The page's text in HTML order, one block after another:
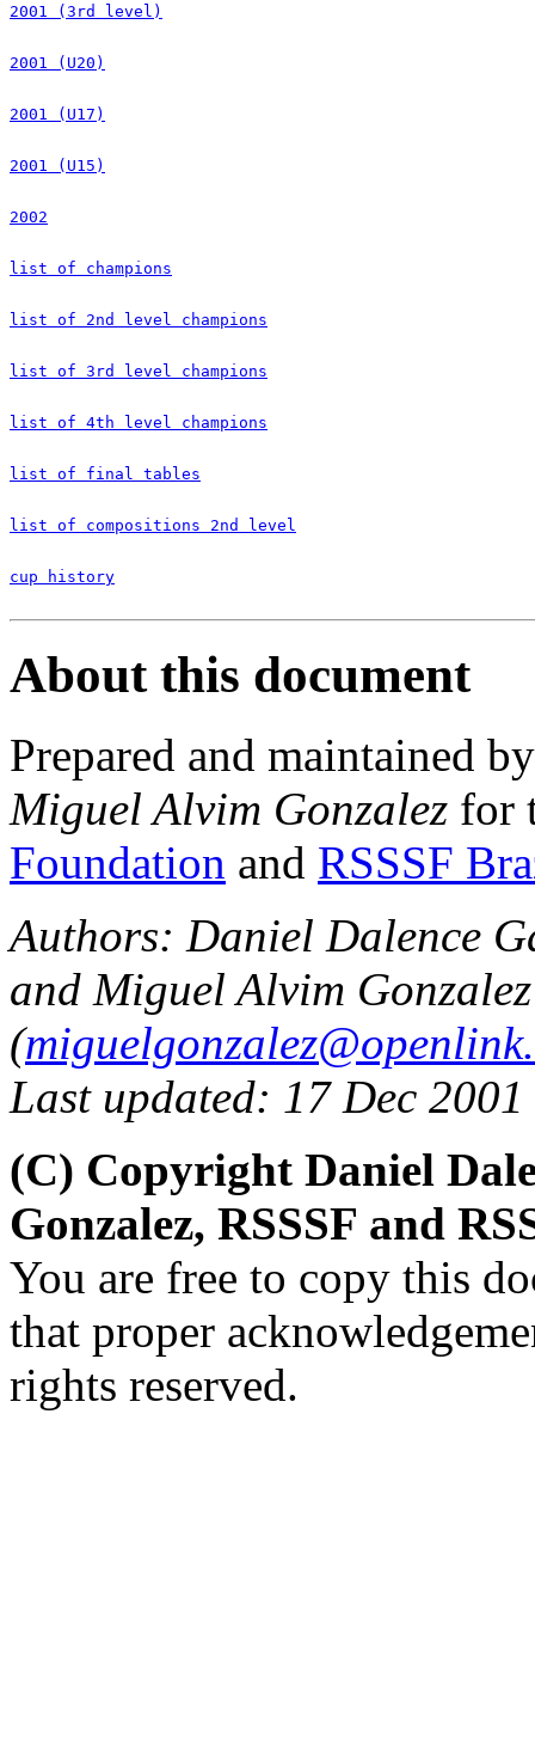
2001 (3rd level)
2001 (U20)
2001 (U17)
2001 (U15)
2002
list of champions
list of 2nd level champions
list of 3rd level champions
list of 4th level champions
list of final tables
list of compositions 2nd level
cup history
About this document
Prepared and maintained
Miguel Alvim Gonzalez for
Foundation and RSSSF
Authors: Daniel Dalence
and Miguel Alvim Gonzalez
(
Last updated: 17 Dec 2001
(C) Copyright Daniel
Gonzalez, RSSSF and
You are free to copy this
that proper
rights reserved.